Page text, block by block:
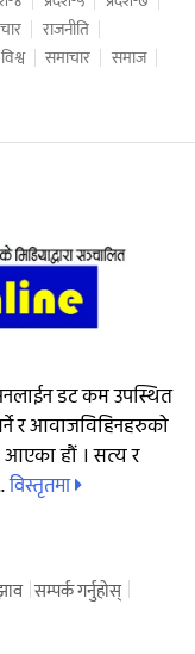
राजनीति
विश्व समाचार
समाज
डट कम उपस्थित
र आवाजविहिनहरुको
आएका हौं । सत्य र
विस्तृतमा
सम्पर्क गर्नुहोस्